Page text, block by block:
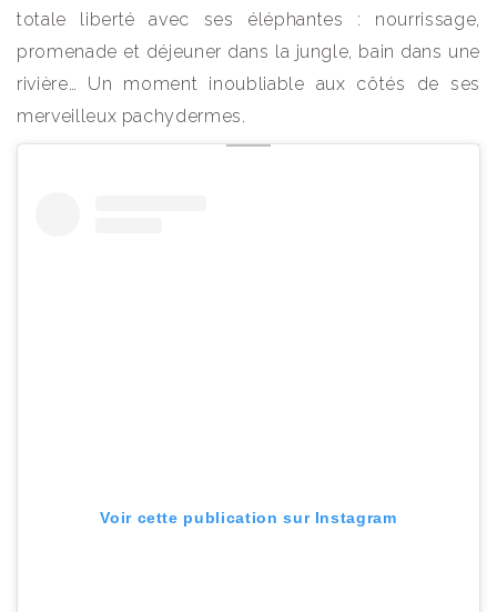
totale liberté avec ses éléphantes : nourrissage,
promenade et déjeuner dans la jungle, bain dans une
rivière… Un moment inoubliable aux côtés de ses
merveilleux pachydermes.
Voir cette publication sur Instagram